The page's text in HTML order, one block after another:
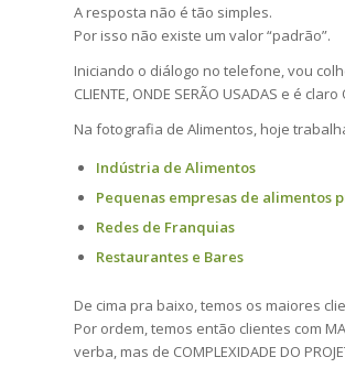
A resposta não é tão simples.
Por isso não existe um valor “padrão”.
Iniciando o diálogo no telefone, vou
CLIENTE, ONDE SERÃO USADAS e é
Na fotografia de Alimentos, hoje
Indústria de Alimentos
Pequenas empresas de alimentos
Redes de Franquias
Restaurantes e Bares
De cima pra baixo, temos os maiores
Por ordem, temos então clientes com
verba, mas de COMPLEXIDADE DO